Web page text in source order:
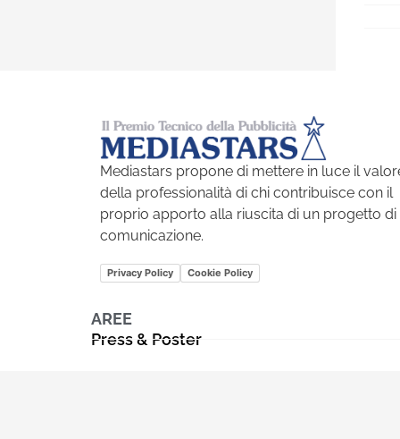
Mediastars propone di mettere in luce il
della professionalità di chi contribuisce con il
proprio apporto alla riuscita di un progetto di
comunicazione.
Privacy Policy Cookie Policy
AREE
Press & Poster